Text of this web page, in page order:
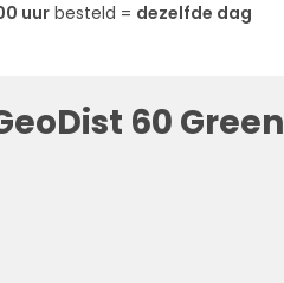
uur besteld = dezelfde dag
60 Green